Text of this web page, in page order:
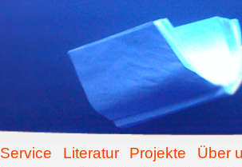
Service Literatur Projekte Über